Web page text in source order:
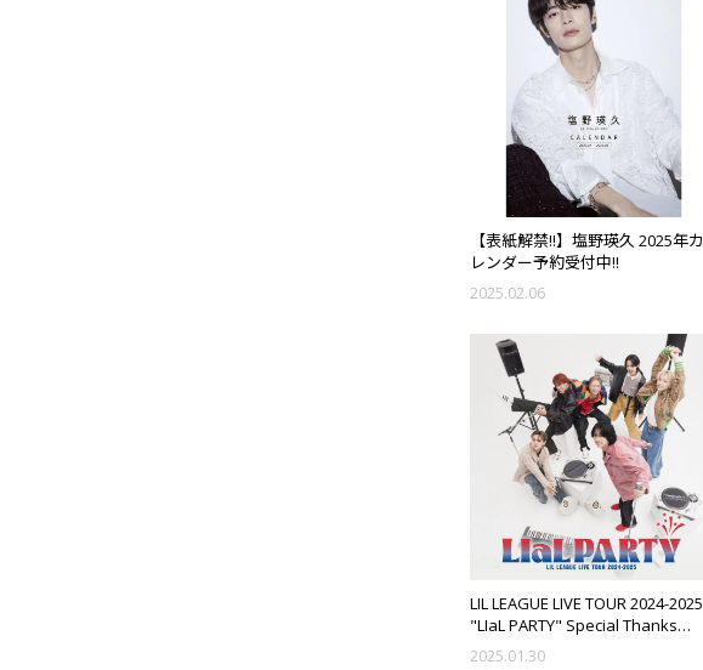
【表紙解禁!!】塩野瑛久 2025年カ
レンダー予約受付中!!
2025.02.06
LIL LEAGUE LIVE TOUR 2024-2025
"LIaL PARTY" Special Thanks
Goods 受注販売決定!!
2025.01.30